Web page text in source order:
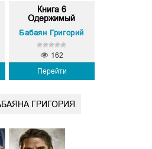
Книга 6
Одержимый
Бабаян Григорий
Перейти
162
ГРИГОРИЯ